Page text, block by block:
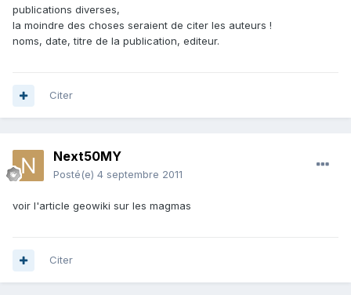
publications diverses,
la moindre des choses seraient de citer les auteurs !
noms, date, titre de la publication, editeur.
Citer
Next50MY
Posté(e) 4 septembre 2011
voir l'article geowiki sur les magmas
Citer